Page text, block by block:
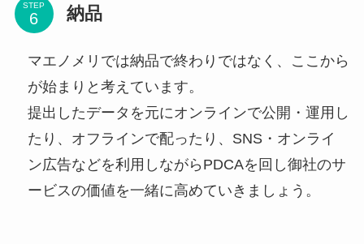
STEP 納品
マエノメリでは納品で終わりではなく、ここから
が始まりと考えています。
提出したデータを元にオンラインで公開・運用し
たり、オフラインで配ったり、SNS・オンライ
ン広告などを利用しながらPDCAを回し御社のサ
ービスの価値を一緒に高めていきましょう。